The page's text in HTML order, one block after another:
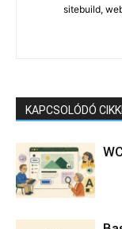
sitebuild,
KAPCSOLÓDÓ